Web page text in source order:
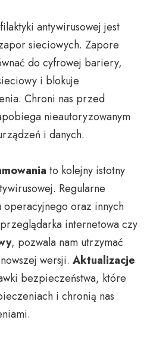
antywirusowej jest
sieciowych. Zapore
do cyfrowej bariery,
i blokuje
Chroni nas przed
nieautoryzowanym
i danych.
to kolejny istotny
Regularne
operacyjnego oraz innych
internetowa czy
, pozwala nam utrzymać
wersji. Aktualizacje
bezpieczeństwa, które
i chronią nas